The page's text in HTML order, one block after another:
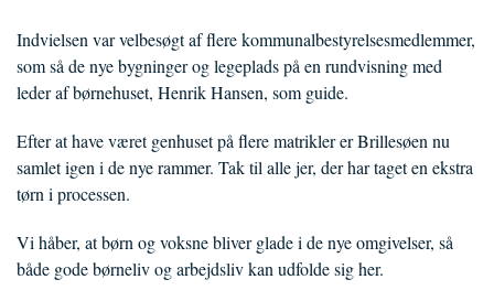
Indvielsen var velbesøgt af flere kommunalbestyrelsesmedlemmer,
som så de nye bygninger og legeplads på en rundvisning med
leder af børnehuset, Henrik Hansen, som guide.
Efter at have været genhuset på flere matrikler er Brillesøen nu
samlet igen i de nye rammer. Tak til alle jer, der har taget en ekstra
tørn i processen.
Vi håber, at børn og voksne bliver glade i de nye omgivelser, så
både gode børneliv og arbejdsliv kan udfolde sig her.